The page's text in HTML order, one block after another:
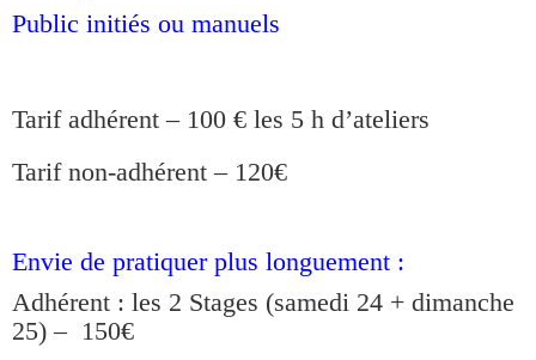
Public initiés ou manuels
Tarif adhérent – 100 € les 5 h d’ateliers
Tarif non-adhérent – 120€
Envie de pratiquer plus longuement :
Adhérent : les 2 Stages (samedi 24 + dimanche
25) – 150€